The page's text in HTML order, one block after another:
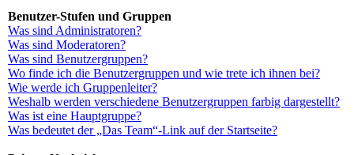
Benutzer-Stufen und Gruppen
Was sind Administratoren?
Was sind Moderatoren?
Was sind Benutzergruppen?
Wo finde ich die Benutzergruppen und wie trete ich ihnen bei?
Wie werde ich Gruppenleiter?
Weshalb werden verschiedene Benutzergruppen farbig dargestellt?
Was ist eine Hauptgruppe?
Was bedeutet der „Das Team“-Link auf der Startseite?